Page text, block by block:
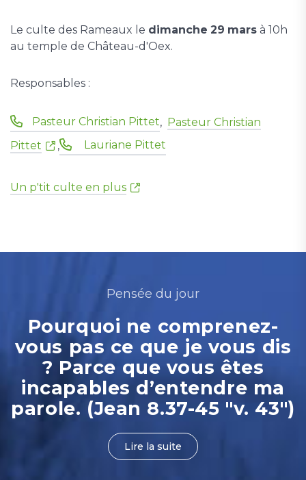
Le culte des Rameaux le dimanche 29 mars à 10h
au temple de Château-d'Oex.
Responsables :
Pasteur Christian Pittet, Pasteur Christian
Pittet
, Lauriane Pittet
Un p'tit culte en plus
Pensée du jour
Pourquoi ne comprenez-
vous pas ce que je vous dis
? Parce que vous êtes
incapables d’entendre ma
parole. (Jean 8.37-45 "v. 43")
Lire la suite